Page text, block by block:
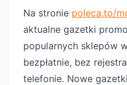
Na stronie poleca.to/
aktualne gazetki
popularnych sklepów
bezpłatnie, bez
telefonie. Nowe